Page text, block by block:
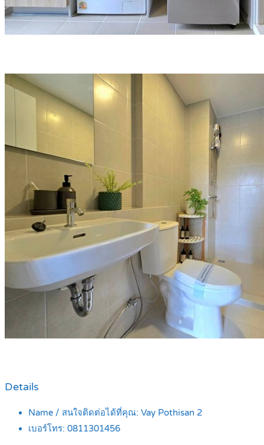
Details
Name / สนใจติดต่อได้ที่คุณ: Vay Pothisan 2
เบอร์โทร: 0811301456